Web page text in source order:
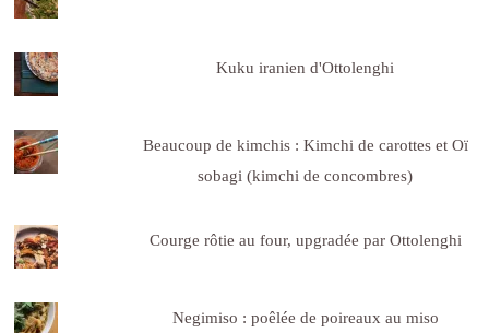
Kuku iranien d'Ottolenghi
Beaucoup de kimchis : Kimchi de carottes et Oï
sobagi (kimchi de concombres)
Courge rôtie au four, upgradée par Ottolenghi
Negimiso : poêlée de poireaux au miso